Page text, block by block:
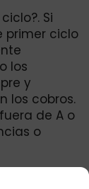
Si
primer ciclo
los
y
los cobros.
de A o
o